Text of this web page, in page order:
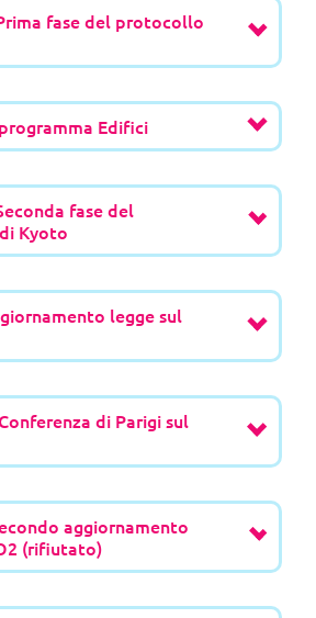
fase del protocollo
Edifici
fase del
Kyoto
legge sul
Conferenza di Parigi sul
aggiornamento
(rifiutato)